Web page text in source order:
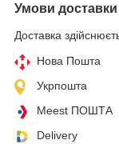
Умови доставки
Доставка
Нова Пошта
Укрпошта
Meest ПОШТА
Delivery